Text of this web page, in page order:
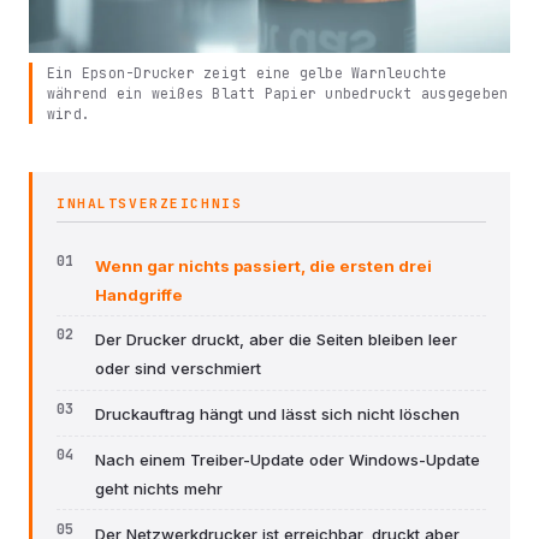
Ein Epson-Drucker zeigt eine gelbe Warnleuchte
während ein weißes Blatt Papier unbedruckt ausgegeben
wird.
INHALTSVERZEICHNIS
Wenn gar nichts passiert, die ersten drei
Handgriffe
Der Drucker druckt, aber die Seiten bleiben leer
oder sind verschmiert
Druckauftrag hängt und lässt sich nicht löschen
Nach einem Treiber-Update oder Windows-Update
geht nichts mehr
Der Netzwerkdrucker ist erreichbar, druckt aber